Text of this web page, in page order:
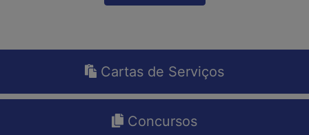
Cartas de Serviços
Concursos